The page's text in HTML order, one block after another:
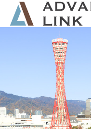
会社概要
ネット保険
事業保険